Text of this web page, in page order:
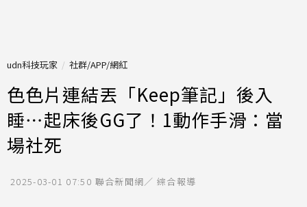
udn科技玩家 社群/APP/網紅
色色片連結丟「Keep筆記」後入
睡⋯起床後GG了！1動作手滑：當
場社死
2025-03-01 07:50 聯合新聞網／ 綜合報導